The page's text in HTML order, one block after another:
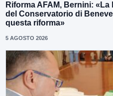
Riforma AFAM, Bernini:
del Conservatorio di
questa riforma»
5 AGOSTO 2026